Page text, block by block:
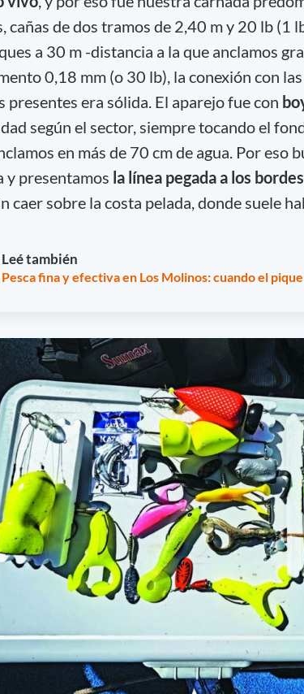
cañas de dos tramos de 2,40 m y 20 lb (1
a 30 m -distancia a la que anclamos
0,18 mm (o 30 lb), la conexión con
presentes era sólida. El aparejo fue con
según el sector, siempre tocando el
en más de 70 cm de agua. Por eso
y presentamos la línea pegada a los
caer sobre la costa pelada, donde suele
Leé también
Pesca fina y efectiva en Los Molinos: cuando el